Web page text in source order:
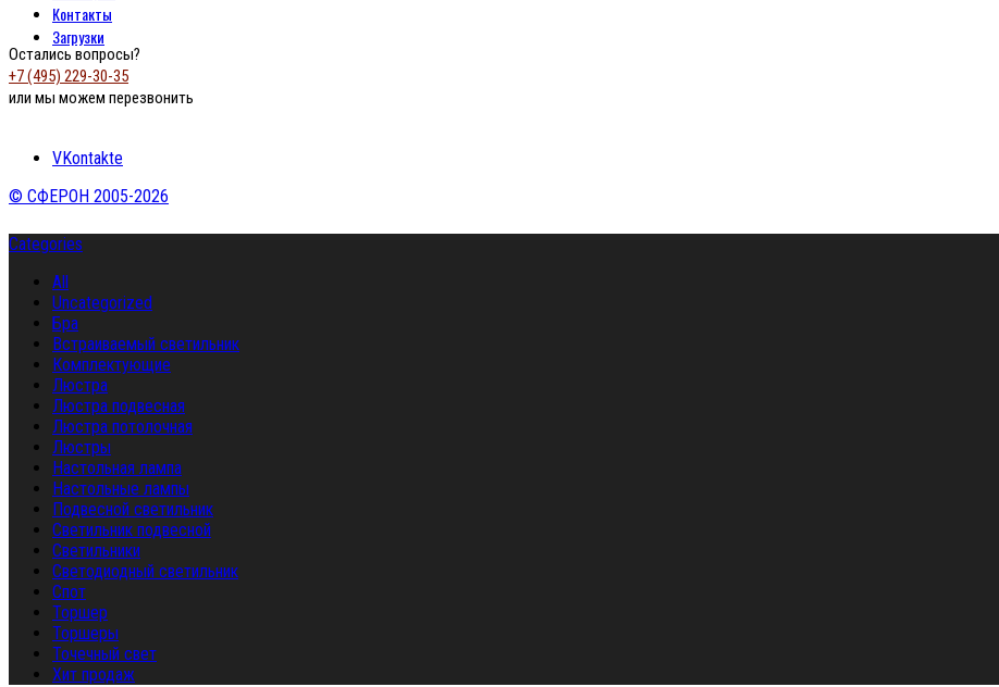
Контакты
Загрузки
Остались вопросы?
+7 (495) 229-30-35
или мы можем перезвонить
VKontakte
© СФЕРОН 2005-2026
Categories
All
Uncategorized
Бра
Встраиваемый светильник
Комплектующие
Люстра
Люстра подвесная
Люстра потолочная
Люстры
Настольная лампа
Настольные лампы
Подвесной светильник
Светильник подвесной
Светильники
Светодиодный светильник
Спот
Торшер
Торшеры
Точечный свет
Хит продаж